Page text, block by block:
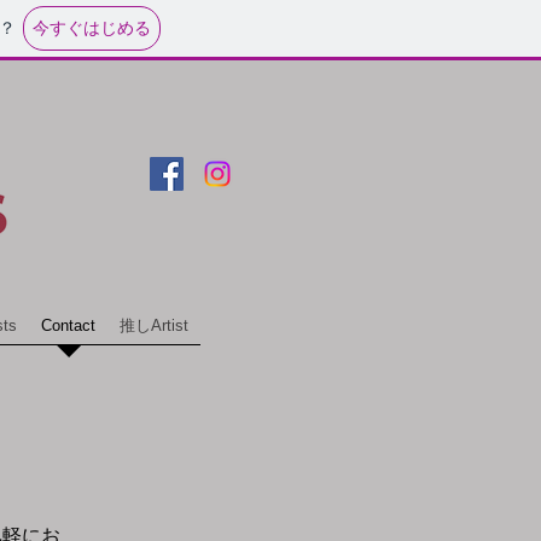
今すぐはじめる
Contact 推しArtist
にお